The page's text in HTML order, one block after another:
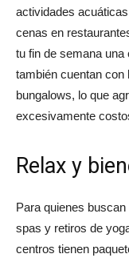
actividades
cenas en
tu fin de semana una
también cuentan con
bungalows, lo que
excesivamente
Relax y
Para quienes
spas y retiros de
centros tienen